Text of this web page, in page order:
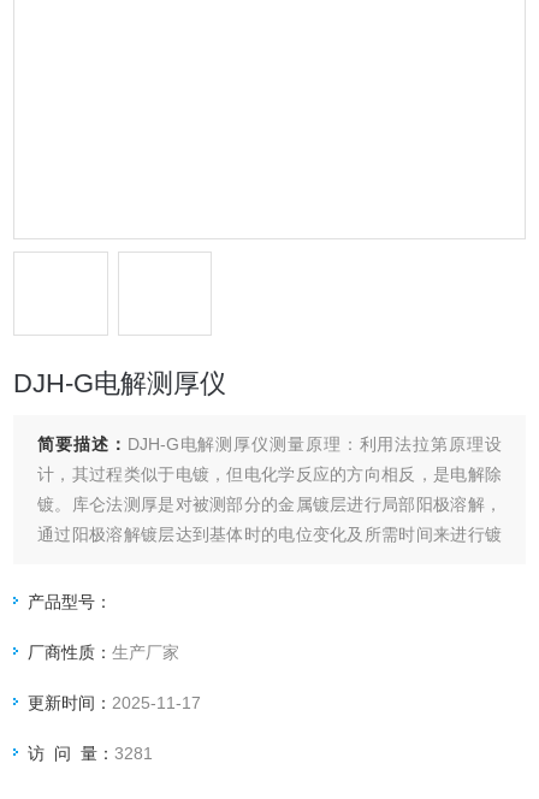
DJH-G电解测厚仪
简要描述： DJH-G电解测厚仪测量原理：利用法拉第原理设
计，其过程类似于电镀，但电化学反应的方向相反，是电解除
镀。库仑法测厚是对被测部分的金属镀层进行局部阳极溶解，
通过阳极溶解镀层达到基体时的电位变化及所需时间来进行镀
产品型号：
厂商性质：生产厂家
更新时间： 2025-11-17
访 问 量：3281